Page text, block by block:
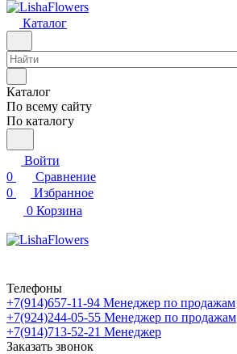
Каталог
Каталог
По всему сайту
По каталогу
Войти
0
Сравнение
0
Избранное
0 Корзина
Телефоны
+7(914)657-11-94 Менеджер по продажам
+7(924)244-05-55 Менеджер по продажам
+7(914)713-52-21 Менеджер
Заказать звонок